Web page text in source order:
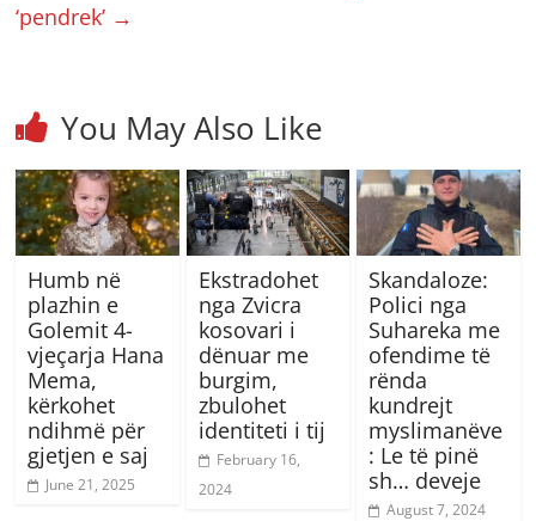
‘pendrek’ →
You May Also Like
Humb në
plazhin e
Golemit 4-
vjeçarja Hana
Mema,
kërkohet
ndihmë për
gjetjen e saj
June 21, 2025
Ekstradohet
nga Zvicra
kosovari i
dënuar me
burgim,
zbulohet
identiteti i tij
February 16,
2024
Skandaloze:
Polici nga
Suhareka me
ofendime të
rënda
kundrejt
myslimanëve
: Le të pinë
sh… deveje
August 7, 2024